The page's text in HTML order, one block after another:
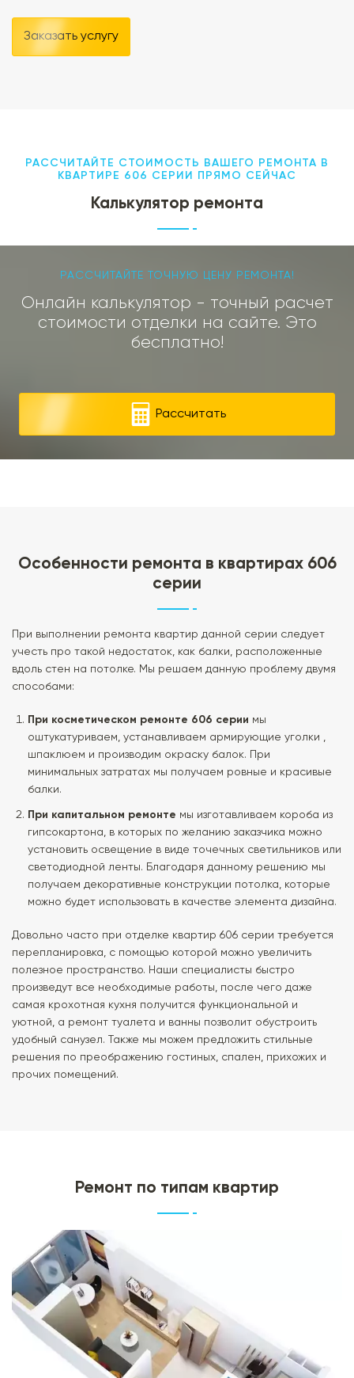
Заказать услугу
РАССЧИТАЙТЕ СТОИМОСТЬ ВАШЕГО РЕМОНТА В
КВАРТИРЕ 606 СЕРИИ ПРЯМО СЕЙЧАС
Калькулятор ремонта
РАССЧИТАЙТЕ ТОЧНУЮ ЦЕНУ РЕМОНТА!
Онлайн калькулятор - точный расчет
стоимости отделки на сайте. Это
бесплатно!
Рассчитать
Особенности ремонта в квартирах 606
серии
При выполнении ремонта квартир данной серии следует
учесть про такой недостаток, как балки, расположенные
вдоль стен на потолке. Мы решаем данную проблему двумя
способами:
При косметическом ремонте 606 серии мы
оштукатуриваем, устанавливаем армирующие уголки ,
шпаклюем и производим окраску балок. При
минимальных затратах мы получаем ровные и красивые
балки.
При капитальном ремонте мы изготавливаем короба из
гипсокартона, в которых по желанию заказчика можно
установить освещение в виде точечных светильников или
светодиодной ленты. Благодаря данному решению мы
получаем декоративные конструкции потолка, которые
можно будет использовать в качестве элемента дизайна.
Довольно часто при отделке квартир 606 серии требуется
перепланировка, с помощью которой можно увеличить
полезное пространство. Наши специалисты быстро
произведут все необходимые работы, после чего даже
самая крохотная кухня получится функциональной и
уютной, а ремонт туалета и ванны позволит обустроить
удобный санузел. Также мы можем предложить стильные
решения по преображению гостиных, спален, прихожих и
прочих помещений.
Ремонт по типам квартир